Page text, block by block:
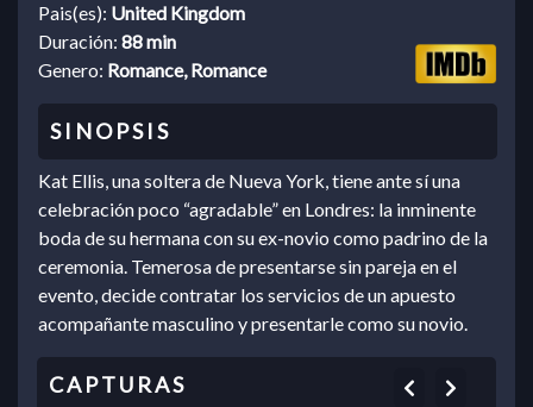
Pais(es): United Kingdom
Duración: 88 min
Genero: Romance, Romance
Kat Ellis, una soltera de Nueva York, tiene ante sí una
celebración poco “agradable” en Londres: la inminente
boda de su hermana con su ex-novio como padrino de la
ceremonia. Temerosa de presentarse sin pareja en el
evento, decide contratar los servicios de un apuesto
acompañante masculino y presentarle como su novio.
Previous